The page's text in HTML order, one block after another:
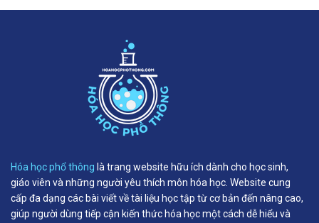
Hóa học phổ thông là trang website hữu ích dành cho học sinh,
giáo viên và những người yêu thích môn hóa học. Website cung
cấp đa dạng các bài viết về tài liệu học tập từ cơ bản đến nâng cao,
giúp người dùng tiếp cận kiến thức hóa học một cách dễ hiểu và